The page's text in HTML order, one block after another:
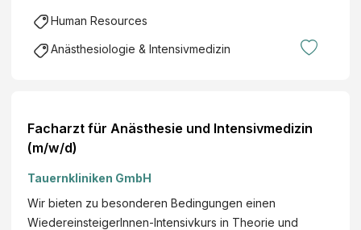
Human Resources
Anästhesiologie & Intensivmedizin
Facharzt für Anästhesie und Intensivmedizin
(m/w/d)
Tauernkliniken GmbH
Wir bieten zu besonderen Bedingungen einen
WiedereinsteigerInnen-Intensivkurs in Theorie und